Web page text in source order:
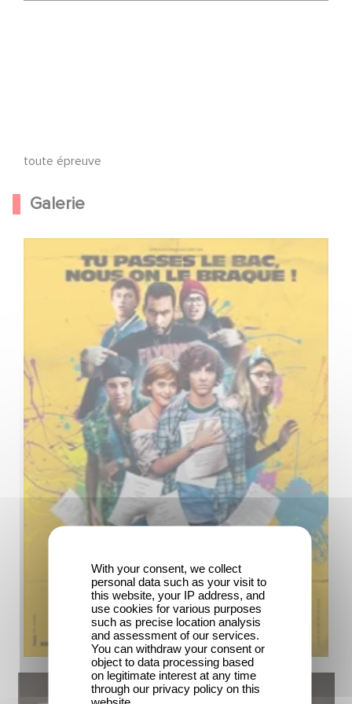
A toute épreuve
Galerie
With your consent, we collect
personal data such as your visit to
this website, your IP address, and
use cookies for various purposes
such as precise location analysis
and assessment of our services.
You can withdraw your consent or
object to data processing based
on legitimate interest at any time
through our privacy policy on this
website.